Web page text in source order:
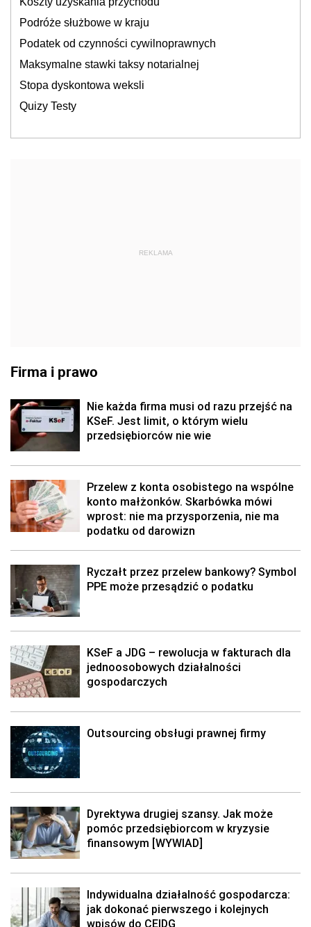
Podróże służbowe w kraju
Podatek od czynności cywilnoprawnych
Maksymalne stawki taksy notarialnej
Stopa dyskontowa weksli
Quizy Testy
REKLAMA
Firma i prawo
Nie każda firma musi od razu przejść na
KSeF. Jest limit, o którym wielu
przedsiębiorców nie wie
Przelew z konta osobistego na wspólne
konto małżonków. Skarbówka mówi
wprost: nie ma przysporzenia, nie ma
podatku od darowizn
Ryczałt przez przelew bankowy? Symbol
PPE może przesądzić o podatku
KSeF a JDG – rewolucja w fakturach dla
jednoosobowych działalności
gospodarczych
Outsourcing obsługi prawnej firmy
Dyrektywa drugiej szansy. Jak może
pomóc przedsiębiorcom w kryzysie
finansowym [WYWIAD]
Indywidualna działalność gospodarcza:
jak dokonać pierwszego i kolejnych
wpisów do CEIDG